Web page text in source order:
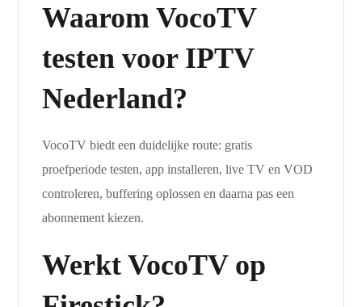
Waarom VocoTV
testen voor IPTV
Nederland?
VocoTV biedt een duidelijke route: gratis
proefperiode testen, app installeren, live TV en VOD
controleren, buffering oplossen en daarna pas een
abonnement kiezen.
Werkt VocoTV op